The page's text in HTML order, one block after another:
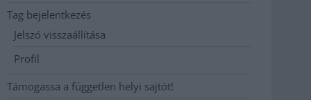
Tag bejelentkezés
Jelszó visszaállítása
Profil
Támogassa a független helyi sajtót!